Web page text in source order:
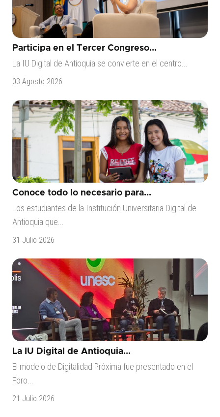
Participa en el Tercer Congreso...
La IU Digital de Antioquia se convierte en el centro...
03 Agosto 2026
Conoce todo lo necesario para...
Los estudiantes de la Institución Universitaria Digital de
Antioquia que...
31 Julio 2026
La IU Digital de Antioquia...
El modelo de Digitalidad Próxima fue presentado en el
Foro...
21 Julio 2026